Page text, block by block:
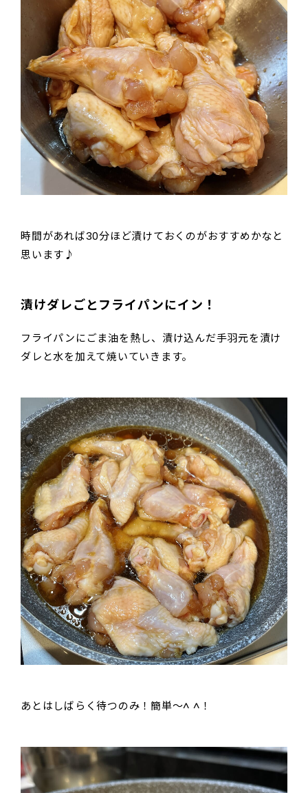
時間があれば30分ほど漬けておくのがおすすめかなと
思います♪
漬けダレごとフライパンにイン！
フライパンにごま油を熱し、漬け込んだ手羽元を漬け
ダレと水を加えて焼いていきます。
あとはしばらく待つのみ！簡単〜^ ^！